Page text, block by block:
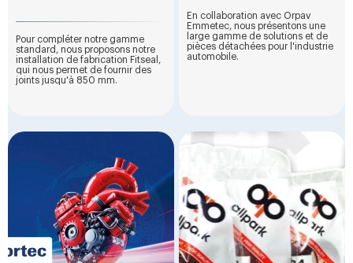
Pour compléter notre gamme
standard, nous proposons notre
installation de fabrication Fitseal,
qui nous permet de fournir des
joints jusqu'à 850 mm.
En collaboration avec Orpav
Emmetec, nous présentons une
large gamme de solutions et de
pièces détachées pour l'industrie
automobile.